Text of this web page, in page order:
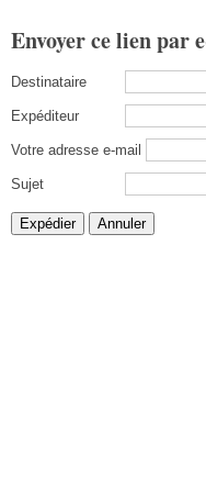
Envoyer ce lien par
Destinataire
Expéditeur
Votre adresse e-mail
Sujet
Expédier Annuler